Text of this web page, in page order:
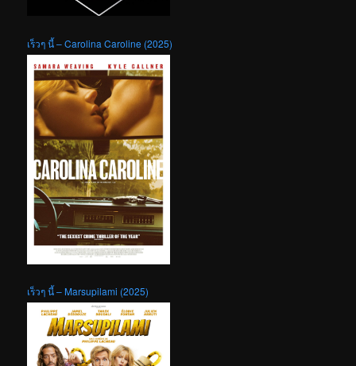
เร็วๆ นี้ – Carolina Caroline (2025)
เร็วๆ นี้ – Marsupilami (2025)